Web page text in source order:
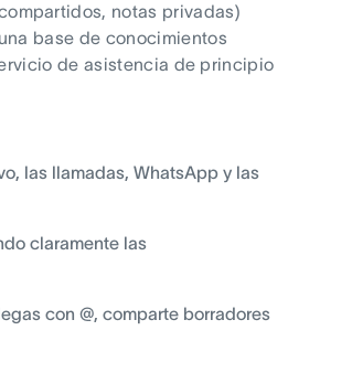
notas privadas)
base de conocimientos
de asistencia de principio
las llamadas, WhatsApp y las
claramente las
con @, comparte borradores